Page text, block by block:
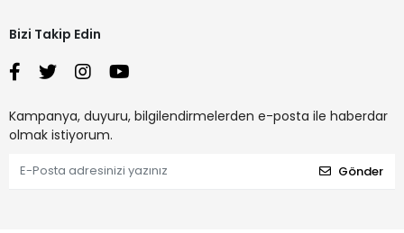
Bizi Takip Edin
Kampanya, duyuru, bilgilendirmelerden e-posta ile haberdar
olmak istiyorum.
Gönder